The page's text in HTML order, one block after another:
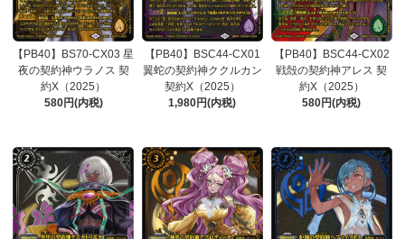
【PB40】BS70-CX03 星
夜の契約神ウラノス 契
約X（2025）
580円(内税)
【PB40】BSC44-CX01
翼蛇の契約神ククルカン
契約X（2025）
1,980円(内税)
【PB40】BSC44-CX02
戦殻の契約神アレス 契
約X（2025）
580円(内税)